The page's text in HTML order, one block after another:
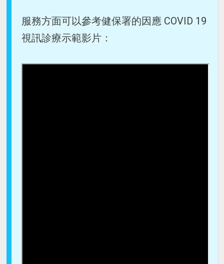
服務方面可以參考健保署的因應 COVID 19
視訊診療示範影片：